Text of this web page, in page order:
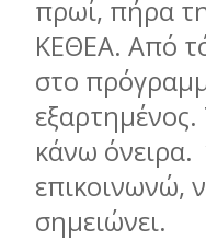
πρωί, πήρα
ΚΕΘΕΑ. Από
στο
κάνω
επικοινωνώ,
σηµειώνει.